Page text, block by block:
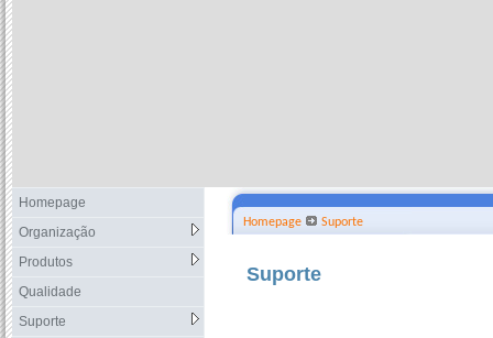
Homepage
Organização
Produtos
Qualidade
Suporte
Homepage Suporte
Suporte